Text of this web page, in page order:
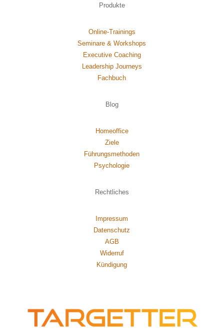
Produkte
Online-Trainings
Seminare & Workshops
Executive Coaching
Leadership Journeys
Fachbuch
Blog
Homeoffice
Ziele
Führungsmethoden
Psychologie
Rechtliches
Impressum
Datenschutz
AGB
Widerruf
Kündigung